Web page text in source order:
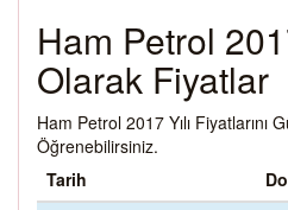
Ham Petrol
Olarak Fiyatlar
Ham Petrol 2017 Yılı Fiyatlarını
Öğrenebilirsiniz.
Tarih